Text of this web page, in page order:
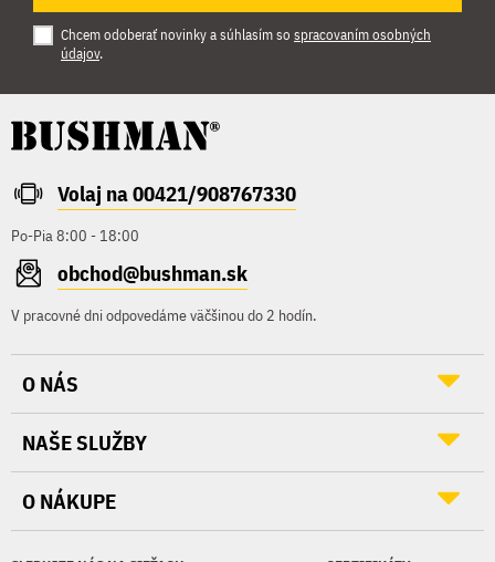
Chcem odoberať novinky a súhlasím so spracovaním osobných
údajov.
Volaj na 00421/908767330
Po-Pia 8:00 - 18:00
obchod@bushman.sk
V pracovné dni odpovedáme väčšinou do 2 hodín.
O NÁS
NAŠE SLUŽBY
O NÁKUPE